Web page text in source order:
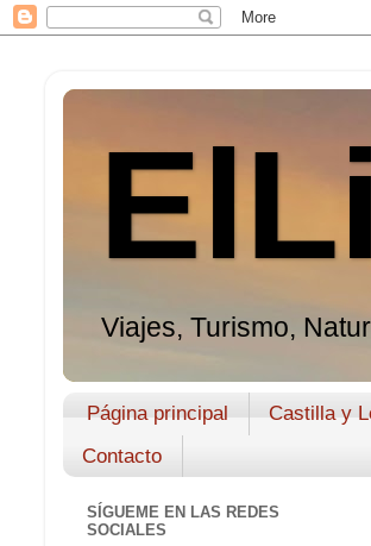
Viajes, Turismo,
Página principal Castilla y
Contacto
SÍGUEME EN LAS REDES
SOCIALES